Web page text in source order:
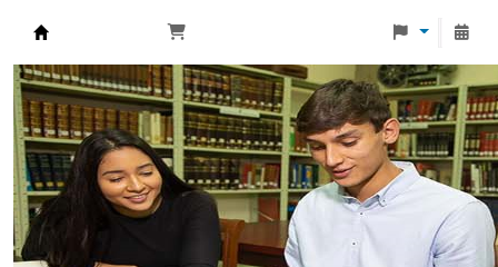
Biblioteca Universidad Monteávila